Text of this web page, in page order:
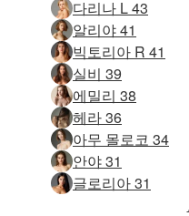
다리나 L 43
알리야 41
빅토리아 R 41
실비 39
에밀리 38
헤라 36
아무 몰로코 34
안야 31
글로리아 31